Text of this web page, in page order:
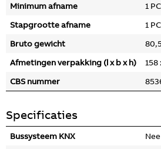
Minimum afname
1 PC
Stapgrootte afname
1 PC
Bruto gewicht
Afmetingen verpakking (l x b x h)
158
CBS nummer
Specificaties
Bussysteem KNX
Nee